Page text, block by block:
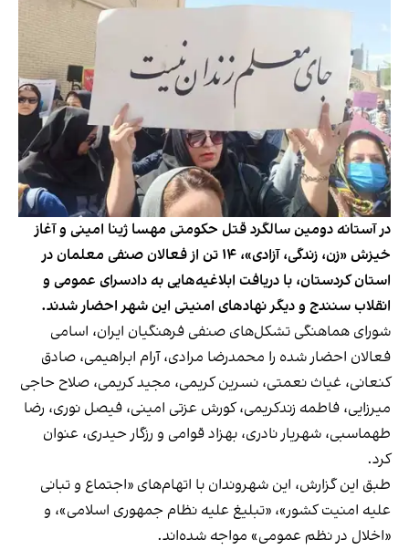
در آستانه دومین سالگرد قتل حکومتی مهسا ژینا امینی و آغاز
خیزش «زن، زندگی، آزادی»، ۱۴ تن از فعالان صنفی معلمان در
استان کردستان، با دریافت ابلاغیه‌هایی به دادسرای عمومی و
انقلاب سنندج و دیگر نهادهای امنیتی این شهر احضار شدند.
شورای هماهنگی تشکل‌های صنفی فرهنگیان ایران، اسامی
فعالان احضار شده را محمدرضا مرادی، آرام ابراهیمی، صادق
کنعانی، غیاث نعمتی، نسرین کریمی، مجید کریمی، صلاح حاجی
میرزایی، فاطمه زندکریمی، کورش عزتی امینی، فیصل نوری، رضا
طهماسبی، شهریار نادری، بهزاد قوامی و رزگار حیدری، عنوان
کرد.
طبق این گزارش، این شهروندان با اتهام‌های «اجتماع و تبانی
علیه امنیت کشور»، «تبلیغ علیه نظام جمهوری اسلامی»، و
«اخلال در نظم عمومی» مواجه شده‌اند.